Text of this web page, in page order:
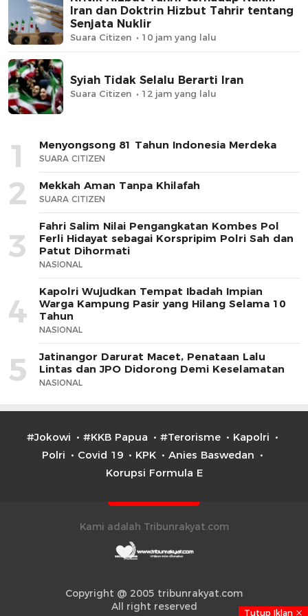
Iran dan Doktrin Hizbut Tahrir tentang
Senjata Nuklir
Suara Citizen 10 jam yang lalu
Syiah Tidak Selalu Berarti Iran
Suara Citizen 12 jam yang lalu
1 Menyongsong 81 Tahun Indonesia Merdeka
SUARA CITIZEN
2 Mekkah Aman Tanpa Khilafah
SUARA CITIZEN
3
Fahri Salim Nilai Pengangkatan Kombes Pol
Ferli Hidayat sebagai Korspripim Polri Sah dan
Patut Dihormati
NASIONAL
4
Kapolri Wujudkan Tempat Ibadah Impian
Warga Kampung Pasir yang Hilang Selama 10
Tahun
NASIONAL
5
Jatinangor Darurat Macet, Penataan Lalu
Lintas dan JPO Didorong Demi Keselamatan
NASIONAL
#Jokowi #KKB Papua #Terorisme
Kapolri
Polri
Covid 19 KPK
Anies Baswedan
Korupsi Formula E
Kami adalah Tribunrakyat.com
Copyright @ 2005 tribunrakyat.com
All right reserved
Tutup Iklan